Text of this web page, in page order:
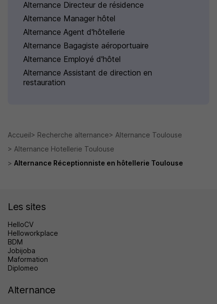
Alternance Directeur de résidence
Alternance Manager hôtel
Alternance Agent d'hôtellerie
Alternance Bagagiste aéroportuaire
Alternance Employé d'hôtel
Alternance Assistant de direction en
restauration
Accueil Recherche alternance
Alternance Toulouse
Alternance Hotellerie Toulouse
Alternance Réceptionniste en hôtellerie Toulouse
Les sites
HelloCV
Helloworkplace
BDM
Jobijoba
Maformation
Diplomeo
Alternance